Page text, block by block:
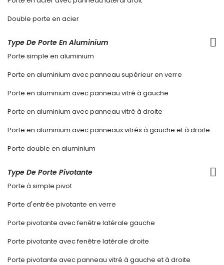
Double porte en acier
Type De Porte En Aluminium
Porte simple en aluminium
Porte en aluminium avec panneau supérieur en verre
Porte en aluminium avec panneau vitré à gauche
Porte en aluminium avec panneau vitré à droite
Porte en aluminium avec panneaux vitrés à gauche et à droite
Porte double en aluminium
Type De Porte Pivotante
Porte à simple pivot
Porte d'entrée pivotante en verre
Porte pivotante avec fenêtre latérale gauche
Porte pivotante avec fenêtre latérale droite
Porte pivotante avec panneau vitré à gauche et à droite